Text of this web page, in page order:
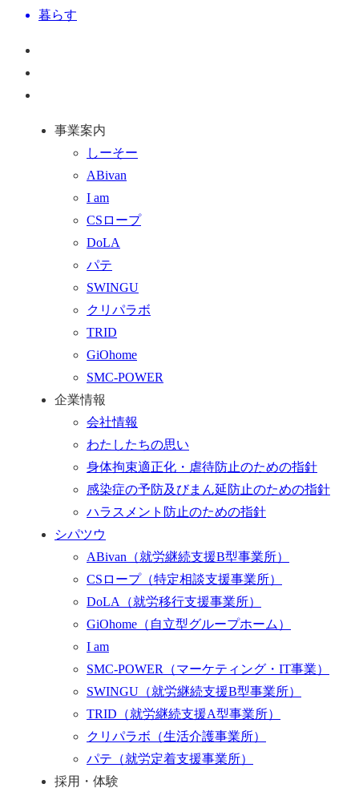
暮らす
事業案内
しーそー
ABivan
I am
CSロープ
DoLA
パテ
SWINGU
クリパラボ
TRID
GiOhome
SMC-POWER
企業情報
会社情報
わたしたちの思い
身体拘束適正化・虐待防止のための指針
感染症の予防及びまん延防止のための指針
ハラスメント防止のための指針
シパツウ
ABivan （就労継続支援B型事業所）
CSロープ（特定相談支援事業所）
DoLA
（就労移行支援事業所）
GiOhome （自立型グループホーム）
I am
SMC-POWER
（マーケティング・IT事業）
SWINGU （就労継続支援B型事業所）
TRID （就労継続支援A型事業所）
クリパラボ （生活介護事業所）
パテ （就労定着支援事業所）
採用・体験